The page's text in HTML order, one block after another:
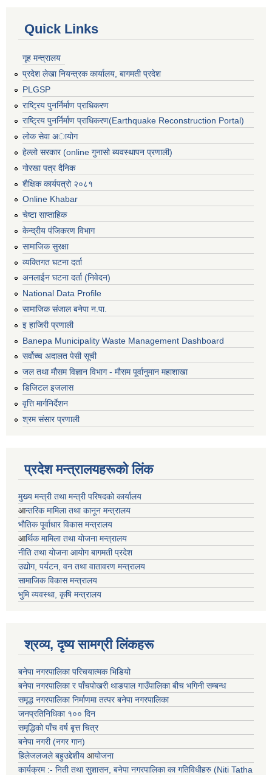
Quick Links
गृह मन्त्रालय
प्रदेश लेखा नियन्त्रक कार्यालय, बागमती प्रदेश
PLGSP
राष्ट्रिय पुनर्निर्माण प्राधिकरण
राष्ट्रिय पुनर्निर्माण प्राधिकरण(Earthquake Reconstruction Portal)
लोक सेवा अायोग
हेल्लो सरकार (online गुनासो ब्यवस्थापन प्रणाली)
गोरखा पत्र दैनिक
शैक्षिक कार्यपत्रो २०८१
Online Khabar
चेष्टा साप्ताहिक
केन्द्रीय पंजिकरण विभाग
सामाजिक सुरक्षा
व्यक्तिगत घटना दर्ता
अनलाईन घटना दर्ता (निवेदन)
National Data Profile
सामाजिक संजाल बनेपा न.पा.
इ हाजिरी प्रणाली
Banepa Municipality Waste Management Dashboard
सर्वोच्च अदालत पेसी सूची
जल तथा मौसम विज्ञान विभाग - मौसम पूर्वानुमान महाशाखा
डिजिटल इजलास
वृत्ति मार्गनिर्देशन
श्रम संसार प्रणाली
प्रदेश मन्त्रालयहरूको लिंक
मुख्य मन्त्री तथा मन्त्री परिषदको कार्यालय
आन्तरिक मामिला तथा कानून मन्त्रालय
भाैतिक पूर्वाधार विकास मन्त्रालय
आर्थिक मामिला तथा योजना मन्त्रालय
नीति तथा योजना आयोग बागमती प्रदेश
उद्योग, पर्यटन, वन तथा वातावरण मन्त्रालय
सामाजिक विकास मन्त्रालय
भुमि व्यवस्था, कृषि मन्त्रालय
श्रव्य, दृष्य सामग्री लिंकहरू
बनेपा नगरपालिका परिचयात्मक भिडियो
बनेपा नगरपालिका र पाँचपोखरी थाङपाल गाउँपालिका बीच भगिनी सम्बन्ध
समृद्ध नगरपालिका निर्माणमा तत्पर बनेपा नगरपालिका
जनप्रतिनिधिका १०० दिन
समृद्धिको पाँच वर्ष बृत्त चित्र
बनेपा नगरी (नगर गान)
हिलेजलजले बहुउद्देशीय आयोजना
कार्यक्रम :- निती तथा सुशासन, बनेपा नगरपालिका का गतिविधीहरु (Niti Tatha